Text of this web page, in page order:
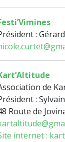
: Gérard
de
:
Route de
internet :